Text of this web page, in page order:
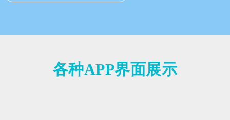
各种APP界面展示